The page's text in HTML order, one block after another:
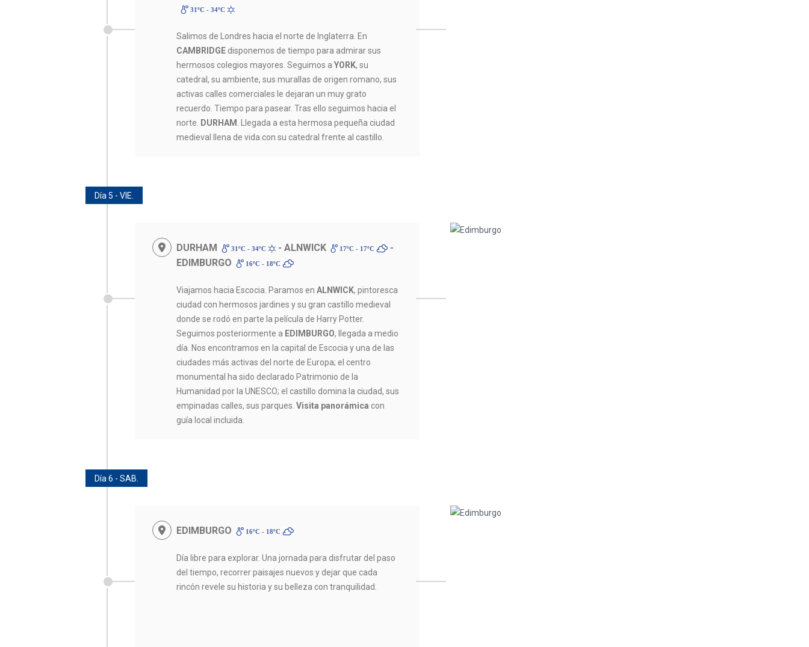
31ºC - 34ºC
Salimos de Londres hacia el norte de Inglaterra. En
CAMBRIDGE disponemos de tiempo para admirar sus
hermosos colegios mayores. Seguimos aYORK, su
catedral, su ambiente, sus murallas de origen romano, sus
activas calles comerciales le dejaran un muy grato
recuerdo. Tiempo para pasear. Tras ello seguimos hacia el
norte.
DURHAM
. Llegada a esta hermosa pequeña ciudad
medieval llena de vida con su catedral frente al castillo.
Día 5 - VIE.
DURHAM 31ºC - 34ºC - ALNWICK 17ºC - 17ºC
-
EDIMBURGO
16ºC - 18ºC
Viajamos hacia Escocia. Paramos enALNWICK, pintoresca
ciudad con hermosos jardines y su gran castillo medieval
donde se rodó en parte la película de Harry Potter.
Seguimos posteriormente a EDIMBURGO, llegada a medio
día. Nos encontramos en la capital de Escocia y una de las
ciudades más activas del norte de Europa; el centro
monumental ha sido declarado Patrimonio de la
Humanidad por la UNESCO; el castillo domina la ciudad, sus
empinadas calles, sus parques.Visita panorámica con
guía local incluida.
Día 6 - SAB.
EDIMBURGO 16ºC - 18ºC
Día libre para explorar. Una jornada para disfrutar del paso
del tiempo, recorrer paisajes nuevos y dejar que cada
rincón revele su historia y su belleza con tranquilidad.